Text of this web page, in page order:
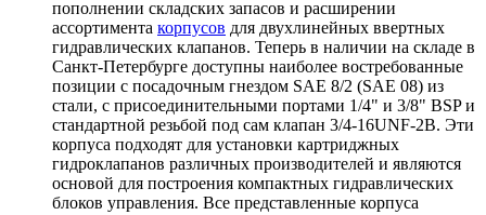
пополнении складских запасов и расширении
ассортимента корпусов для двухлинейных ввертных
гидравлических клапанов. Теперь в наличии на складе в
Санкт-Петербурге доступны наиболее востребованные
позиции с посадочным гнездом SAE 8/2 (SAE 08) из
стали, с присоединительными портами 1/4" и 3/8" BSP и
стандартной резьбой под сам клапан 3/4-16UNF-2B. Эти
корпуса подходят для установки картриджных
гидроклапанов различных производителей и являются
основой для построения компактных гидравлических
блоков управления. Все представленные корпуса